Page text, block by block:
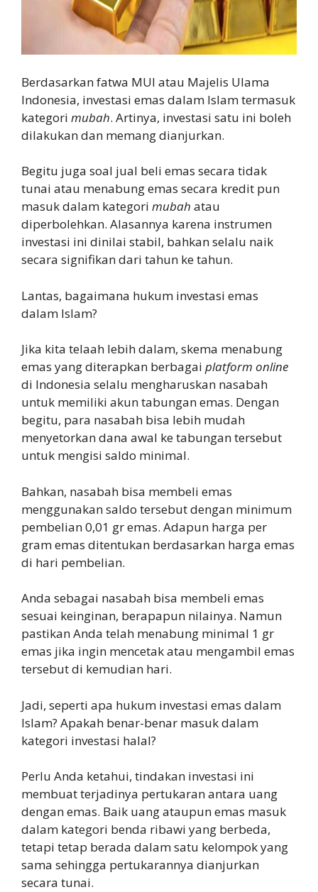
Berdasarkan fatwa MUI atau Majelis Ulama
Indonesia, investasi emas dalam Islam termasuk
kategori mubah. Artinya, investasi satu ini boleh
dilakukan dan memang dianjurkan.
Begitu juga soal jual beli emas secara tidak
tunai atau menabung emas secara kredit pun
masuk dalam kategori mubah atau
diperbolehkan. Alasannya karena instrumen
investasi ini dinilai stabil, bahkan selalu naik
secara signifikan dari tahun ke tahun.
Lantas, bagaimana hukum investasi emas
dalam Islam?
Jika kita telaah lebih dalam, skema menabung
emas yang diterapkan berbagai platform online
di Indonesia selalu mengharuskan nasabah
untuk memiliki akun tabungan emas. Dengan
begitu, para nasabah bisa lebih mudah
menyetorkan dana awal ke tabungan tersebut
untuk mengisi saldo minimal.
Bahkan, nasabah bisa membeli emas
menggunakan saldo tersebut dengan minimum
pembelian 0,01 gr emas. Adapun harga per
gram emas ditentukan berdasarkan harga emas
di hari pembelian.
Anda sebagai nasabah bisa membeli emas
sesuai keinginan, berapapun nilainya. Namun
pastikan Anda telah menabung minimal 1 gr
emas jika ingin mencetak atau mengambil emas
tersebut di kemudian hari.
Jadi, seperti apa hukum investasi emas dalam
Islam? Apakah benar-benar masuk dalam
kategori investasi halal?
Perlu Anda ketahui, tindakan investasi ini
membuat terjadinya pertukaran antara uang
dengan emas. Baik uang ataupun emas masuk
dalam kategori benda ribawi yang berbeda,
tetapi tetap berada dalam satu kelompok yang
sama sehingga pertukarannya dianjurkan
secara tunai.